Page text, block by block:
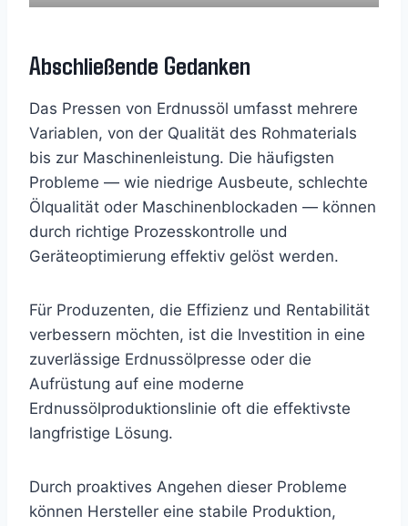
Abschließende Gedanken
Das Pressen von Erdnussöl umfasst mehrere
Variablen, von der Qualität des Rohmaterials
bis zur Maschinenleistung. Die häufigsten
Probleme — wie niedrige Ausbeute, schlechte
Ölqualität oder Maschinenblockaden — können
durch richtige Prozesskontrolle und
Geräteoptimierung effektiv gelöst werden.
Für Produzenten, die Effizienz und Rentabilität
verbessern möchten, ist die Investition in eine
zuverlässige Erdnussölpresse oder die
Aufrüstung auf eine moderne
Erdnussölproduktionslinie oft die effektivste
langfristige Lösung.
Durch proaktives Angehen dieser Probleme
können Hersteller eine stabile Produktion,